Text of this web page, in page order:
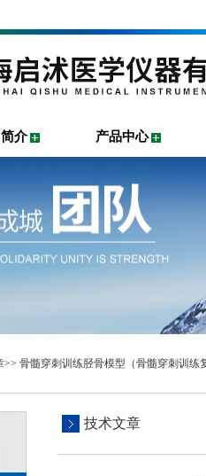
介 产品中心
>> 骨髓穿刺训练胫骨模型（骨髓穿刺训练
技术文章